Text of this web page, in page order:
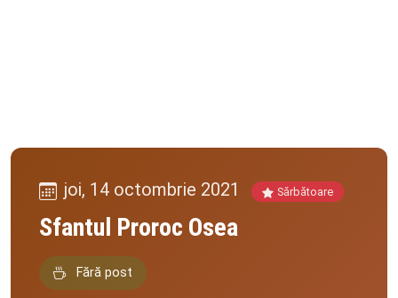
joi, 14 octombrie 2021 Sărbătoare
Sfantul Proroc Osea
Fără post